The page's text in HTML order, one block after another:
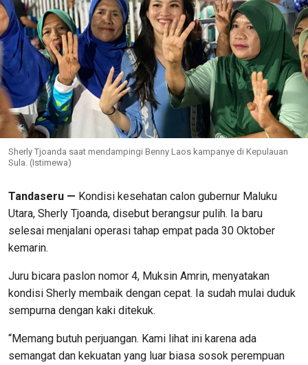
Sherly Tjoanda saat mendampingi Benny Laos kampanye di Kepulauan
Sula. (Istimewa)
Tandaseru — Kondisi kesehatan calon gubernur Maluku
Utara, Sherly Tjoanda, disebut berangsur pulih. Ia baru
selesai menjalani operasi tahap empat pada 30 Oktober
kemarin.
Juru bicara paslon nomor 4, Muksin Amrin, menyatakan
kondisi Sherly membaik dengan cepat. Ia sudah mulai duduk
sempurna dengan kaki ditekuk.
“Memang butuh perjuangan. Kami lihat ini karena ada
semangat dan kekuatan yang luar biasa sosok perempuan